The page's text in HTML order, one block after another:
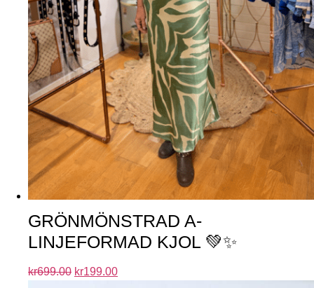
GRÖNMÖNSTRAD A-
LINJEFORMAD KJOL 💚✨
kr699.00 kr199.00